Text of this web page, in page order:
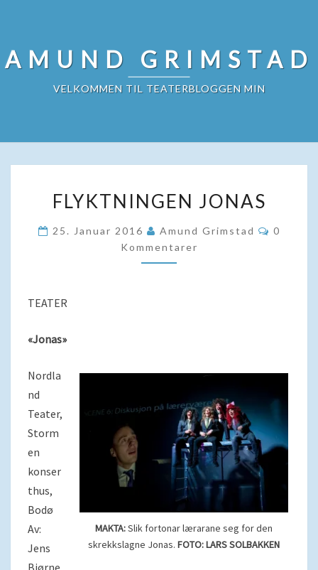
content
AMUND GRIMSTAD
VELKOMMEN TIL TEATERBLOGGEN MIN
JONAS
FLYKTNINGEN JONAS
25. Januar 2016 Amund Grimstad
0
Kommentarer
TEATER
«Jonas»
MAKTA:Slik fortonar lærarane seg for den
skrekkslagne Jonas. FOTO: LARS SOLBAKKEN
Nordla
nd
Teater,
Storm
en
konser
thus,
Bodø
Av:
Jens
Bjørne